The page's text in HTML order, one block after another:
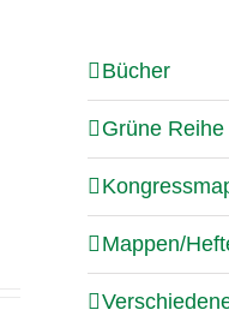
Bücher
Grüne Reihe
Mappen/